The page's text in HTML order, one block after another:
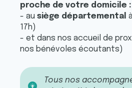
proche de votre domicile :
- au siège départemental
17h)
- et dans nos accueil de
nos bénévoles écoutants)
Tous nos